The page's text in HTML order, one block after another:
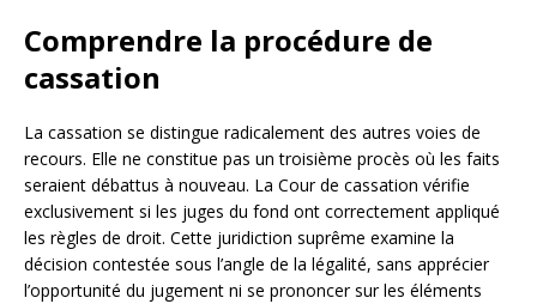
Comprendre la procédure de
cassation
La cassation se distingue radicalement des autres voies de
recours. Elle ne constitue pas un troisième procès où les faits
seraient débattus à nouveau. La Cour de cassation vérifie
exclusivement si les juges du fond ont correctement appliqué
les règles de droit. Cette juridiction suprême examine la
décision contestée sous l’angle de la légalité, sans apprécier
l’opportunité du jugement ni se prononcer sur les éléments